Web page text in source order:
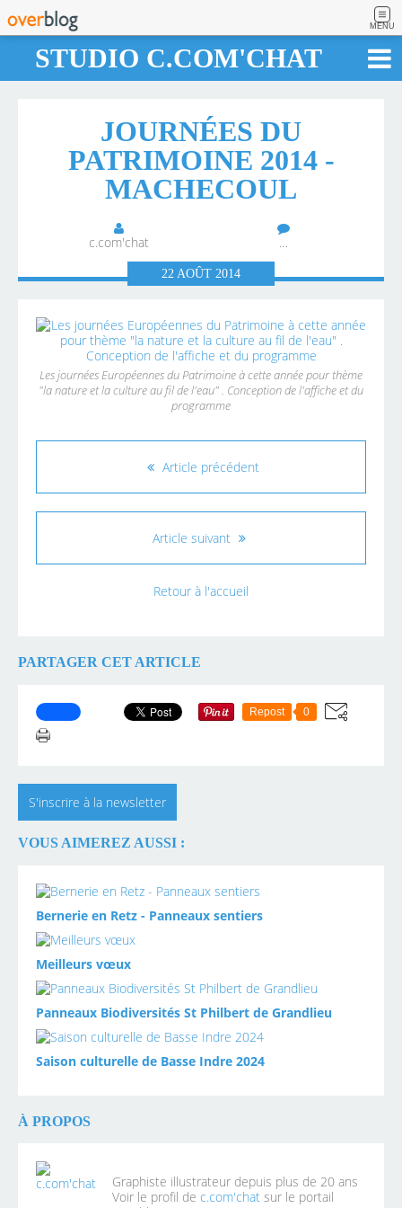
MENU
STUDIO C.COM'CHAT
JOURNÉES DU
PATRIMOINE 2014 -
MACHECOUL
c.com'chat …
22 AOÛT 2014
Les journées Européennes du Patrimoine à cette année pour thème
"la nature et la culture au fil de l'eau" . Conception de l'affiche et du
programme
Article précédent
Article suivant
Retour à l'accueil
PARTAGER CET ARTICLE
Repost 0
S'inscrire à la newsletter
VOUS AIMEREZ AUSSI :
Bernerie en Retz - Panneaux sentiers
Meilleurs vœux
Panneaux Biodiversités St Philbert de Grandlieu
Saison culturelle de Basse Indre 2024
À PROPOS
Graphiste illustrateur depuis plus de 20 ans
Voir le profil de c.com'chat sur le portail